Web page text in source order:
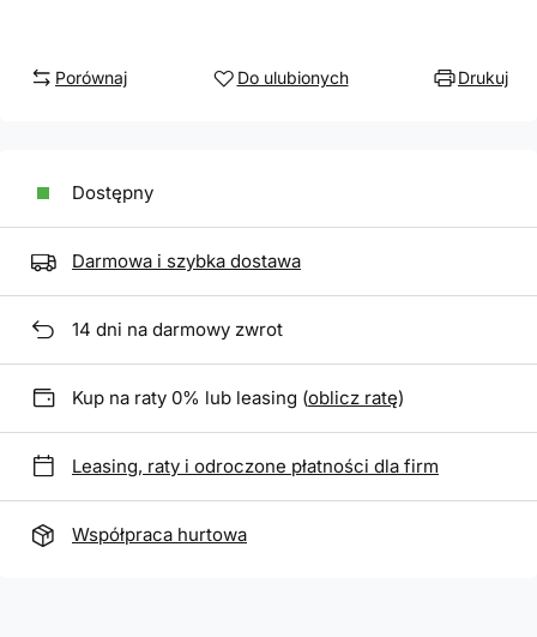
Porównaj Do ulubionych Drukuj
Dostępny
Darmowa i szybka dostawa
14 dni na darmowy zwrot
Kup na raty 0% lub leasing (oblicz ratę)
Leasing, raty i odroczone płatności dla firm
Współpraca hurtowa